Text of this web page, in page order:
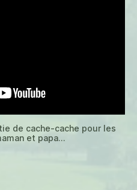
de cache-cache pour les
et papa…